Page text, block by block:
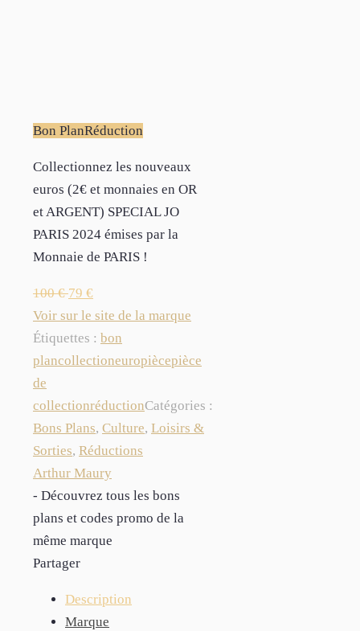
Bon PlanRéduction
Collectionnez les nouveaux
euros (2€ et monnaies en OR
et ARGENT) SPECIAL JO
PARIS 2024 émises par la
Monnaie de PARIS !
100€ 79 €
Voir sur le site de la marque
Étiquettes : bon
plancollectioneuropiècepièce
de
collectionréductionCatégories :
Bons Plans, Culture, Loisirs &
Sorties, Réductions
Arthur Maury
- Découvrez tous les bons
plans et codes promo de la
même marque
Partager
Description
Marque